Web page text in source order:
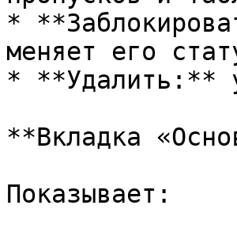
*
меняет его
* **Удалить:**
**Вкладка
Показывает: